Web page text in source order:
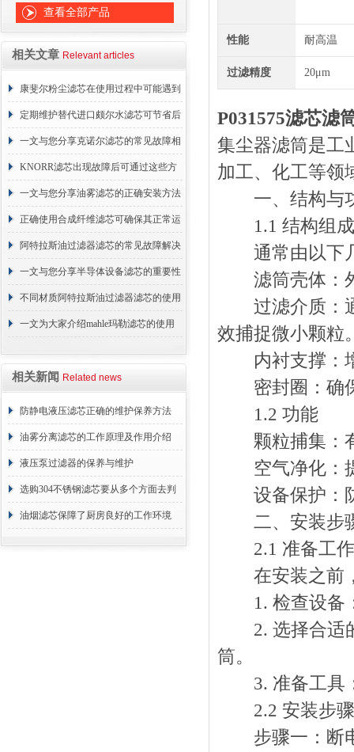
查看全部产品
相关文章 Relevant articles
康斐尔粉尘滤芯在使用过程中可能遇到
的故障相应解决方法分享
定期维护替代进口颇尔水滤芯可节省后
续更换成本
一文与您分享克诺尔滤芯的常见故障相
应解决方法
KNORR滤芯出现故障后可通过这些方
法解决
一文与您分享油雾滤芯的正确安装方法
正确使用合成纤维滤芯可确保其正常运
行
阿特拉斯油过滤器滤芯的常见故障解决
方法介绍
一文与您分享半导体设备滤芯的重要性
不同材质阿特拉斯油过滤器滤芯的使用
周期区别介绍
一文为大家介绍mahle玛勒滤芯的使用
相关新闻 Related news
防静电液压滤芯正确的维护保养方法
油雾分离滤芯的工作原理及作用介绍
液压泵过滤器的保养与维护
选购304不锈钢滤芯要从多个方面去判
断
油烟滤芯保障了厨房良好的工作环境
性能 耐高温
过滤精度 20μm
P031575滤芯滤
集尘器滤筒是工
加工、化工等领
一、结构与
1.1 结构组成
通常由以下
滤筒壳体：外
过滤介质：通
效捕捉微小颗粒
内衬支撑：增
密封圈：确保
1.2 功能
颗粒捕集：有
空气净化：提
设备保护：防
二、安装步
2.1 准备工作
在安装之前，
1. 检查设备：
2. 选择合适的
筒。
3. 准备工具：
2.2 安装步骤
步骤一：断